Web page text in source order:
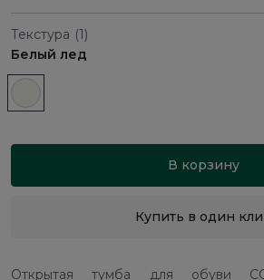
Текстура (1)
Белый лед
В корзину
Купить в один
Открытая тумба для обуви